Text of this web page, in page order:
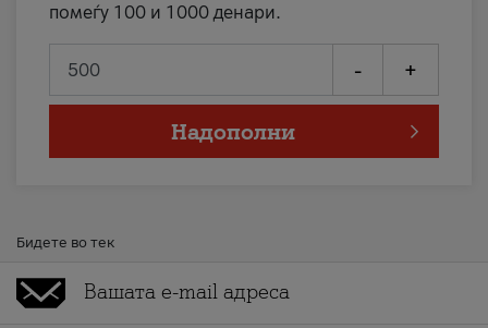
помеѓу 100 и 1000 денари.
- +
Надополни
Бидете во тек